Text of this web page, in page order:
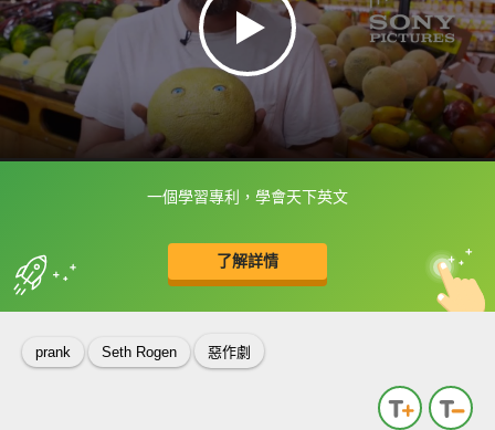
一個學習專利，學會天下英文
了解詳情
框選或點兩下字幕可以直接查字典喔！
收錄佳句 中
英
prank Seth Rogen 惡作劇